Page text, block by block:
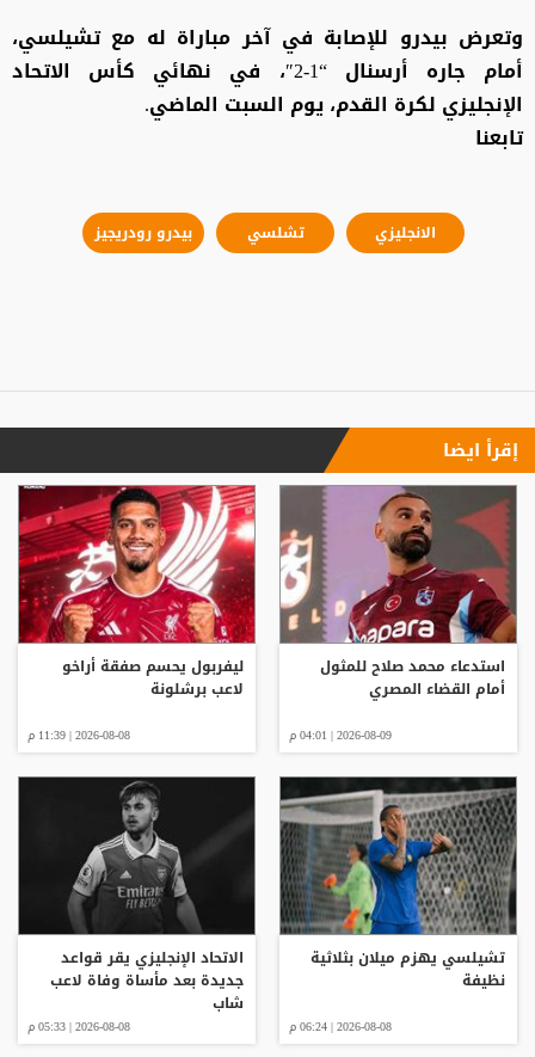
وتعرض بيدرو للإصابة في آخر مباراة له مع تشيلسي،
أمام جاره أرسنال “1-2″، في نهائي كأس الاتحاد
الإنجليزي لكرة القدم، يوم السبت الماضي.
تابعنا
الانجليزي تشلسي بيدرو رودريجيز
إقرأ ايضا
استدعاء محمد صلاح للمثول
أمام القضاء المصري
2026-08-09 | 04:01 م
ليفربول يحسم صفقة أراخو
لاعب برشلونة
2026-08-08 | 11:39 م
تشيلسي يهزم ميلان بثلاثية
نظيفة
2026-08-08 | 06:24 م
الاتحاد الإنجليزي يقر قواعد
جديدة بعد مأساة وفاة لاعب
شاب
2026-08-08 | 05:33 م